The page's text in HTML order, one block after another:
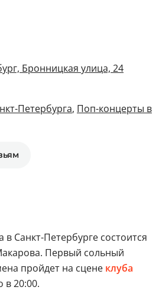
Бронницкая улица, 24
Петербурга, Поп-концерты в
в Санкт-Петербурге состоится
Первый сольный
пройдет на сцене клуба
в 20:00.